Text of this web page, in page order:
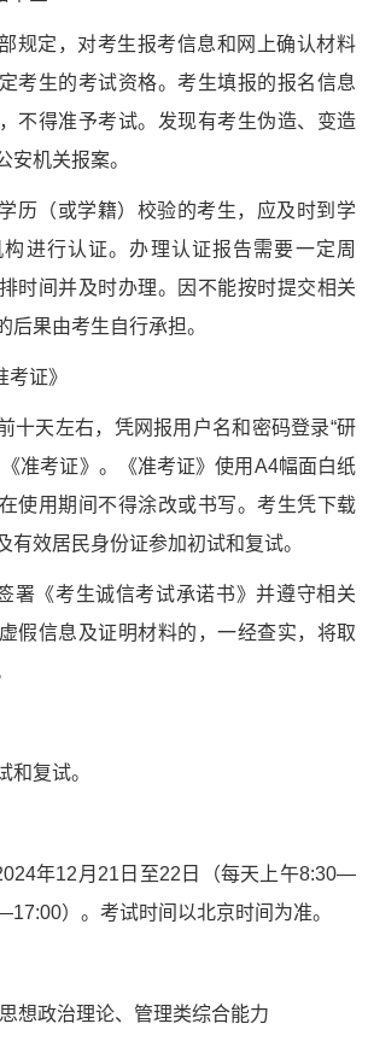
规定，对考生报考信息和网上确认材料
考生的考试资格。考生填报的报名信息
不得准予考试。发现有考生伪造、变造
安机关报案。
历（或学籍）校验的考生，应及时到学
进行认证。办理认证报告需要一定周
时间并及时办理。因不能按时提交相关
后果由考生自行承担。
证》
十天左右，凭网报用户名和密码登录“研
准考证》。《准考证》使用A4幅面白纸
使用期间不得涂改或书写。考生凭下载
有效居民身份证参加初试和复试。
署《考生诚信考试承诺书》并遵守相关
假信息及证明材料的，一经查实，将取
和复试。
年12月21日至22日（每天上午8:30—
）。考试时间以北京时间为准。
想政治理论、管理类综合能力